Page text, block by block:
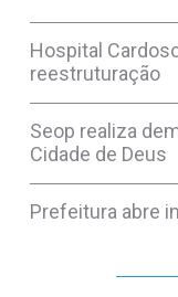
Hospital
reestruturação
Seop realiza
Cidade de Deus
Prefeitura abre